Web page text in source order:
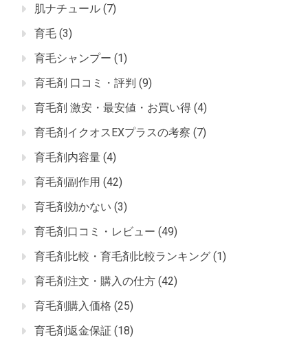
肌ナチュール (7)
育毛 (3)
育毛シャンプー (1)
育毛剤 口コミ・評判 (9)
育毛剤 激安・最安値・お買い得 (4)
育毛剤イクオスEXプラスの考察 (7)
育毛剤内容量 (4)
育毛剤副作用 (42)
育毛剤効かない (3)
育毛剤口コミ・レビュー (49)
育毛剤比較・育毛剤比較ランキング (1)
育毛剤注文・購入の仕方 (42)
育毛剤購入価格 (25)
育毛剤返金保証 (18)